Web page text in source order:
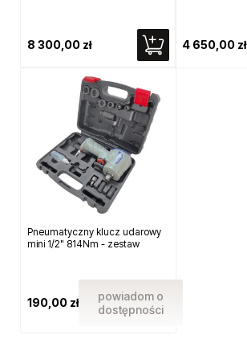
8 300,00 zł 4 650,00 zł
Pneumatyczny klucz udarowy
mini 1/2" 814Nm - zestaw
190,00 zł
powiadom o
dostępności